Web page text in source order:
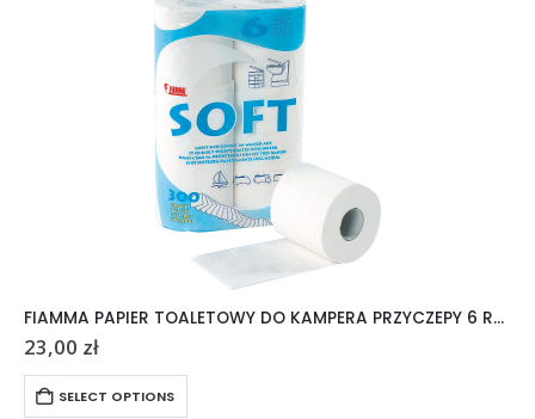
FIAMMA PAPIER TOALETOWY DO KAMPERA PRZYCZEPY 6 ROLEK
23,00 zł
SELECT OPTIONS